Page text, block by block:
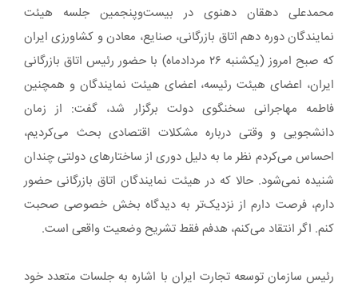
محمدعلی دهقان دهنوی در بیست‌وپنجمین جلسه هیئت
نمایندگان دوره دهم اتاق بازرگانی، صنایع، معادن و کشاورزی ایران
که صبح امروز (یکشنبه ۲۶ مردادماه) با حضور رئیس اتاق بازرگانی
ایران، اعضای هیئت رئیسه، اعضای هیئت نمایندگان و همچنین
فاطمه مهاجرانی سخنگوی دولت برگزار شد، گفت: از زمان
دانشجویی و وقتی درباره مشکلات اقتصادی بحث می‌کردیم،
احساس می‌کردم نظر ما به دلیل دوری از ساختارهای دولتی چندان
شنیده نمی‌شود. حالا که در هیئت نمایندگان اتاق بازرگانی حضور
دارم، فرصت دارم از نزدیک‌تر به دیدگاه بخش خصوصی صحبت
کنم. اگر انتقاد می‌کنم، هدفم فقط تشریح وضعیت واقعی است.
رئیس سازمان توسعه تجارت ایران با اشاره به جلسات متعدد خود